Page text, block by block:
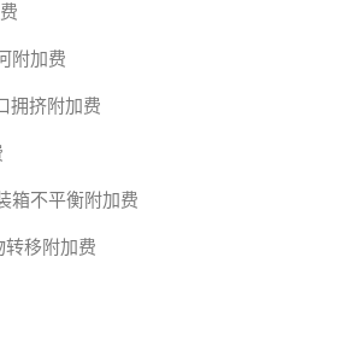
附加费
拥挤附加费
箱不平衡附加费
转移附加费